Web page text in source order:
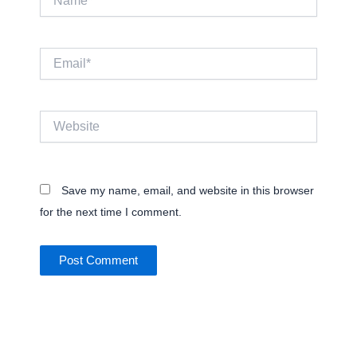
Save my name, email, and website in this browser
for the next time I comment.